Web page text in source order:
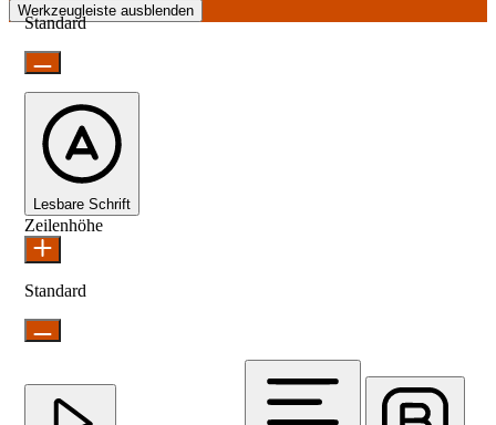
Werkzeugleiste ausblenden
Standard
Lesbare Schrift
Zeilenhöhe
Standard